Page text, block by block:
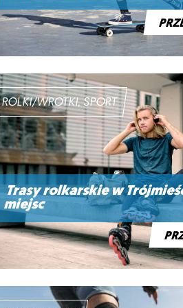
ROLKI/WROTKI, SPORT
Trasy rolkarskie w
miejsc